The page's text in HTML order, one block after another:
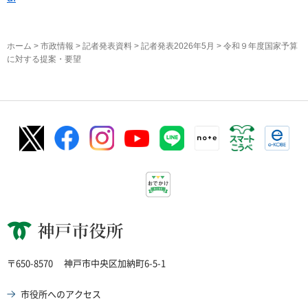
ホーム > 市政情報 > 記者発表資料 > 記者発表2026年5月 > 令和９年度国家予算
に対する提案・要望
神戸市役所
〒650-8570 神戸市中央区加納町6-5-1
市役所へのアクセス